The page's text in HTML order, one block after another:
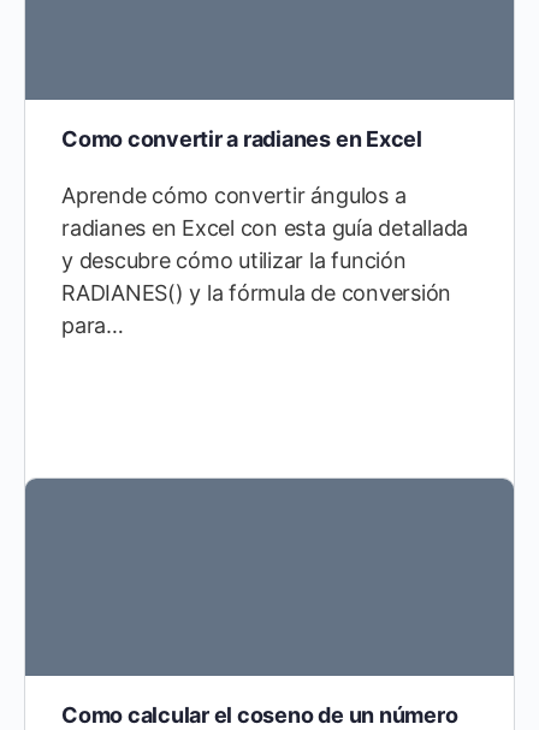
Como convertir a radianes en Excel
Aprende cómo convertir ángulos a
radianes en Excel con esta guía detallada
y descubre cómo utilizar la función
RADIANES() y la fórmula de conversión
para…
Como calcular el coseno de un número